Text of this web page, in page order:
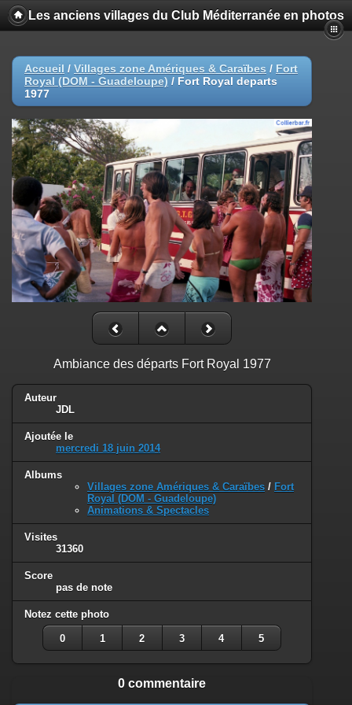
Les anciens villages du Club Méditerranée en photos
Accueil / Villages zone Amériques & Caraïbes / Fort
Royal (DOM - Guadeloupe) / Fort Royal departs
1977
Ambiance des départs Fort Royal 1977
Auteur
JDL
Ajoutée le
mercredi 18 juin 2014
Albums
Villages zone Amériques & Caraïbes / Fort
Royal (DOM - Guadeloupe)
Animations & Spectacles
Visites
31360
Score
pas de note
Notez cette photo
0 1 2 3 4 5
0 commentaire